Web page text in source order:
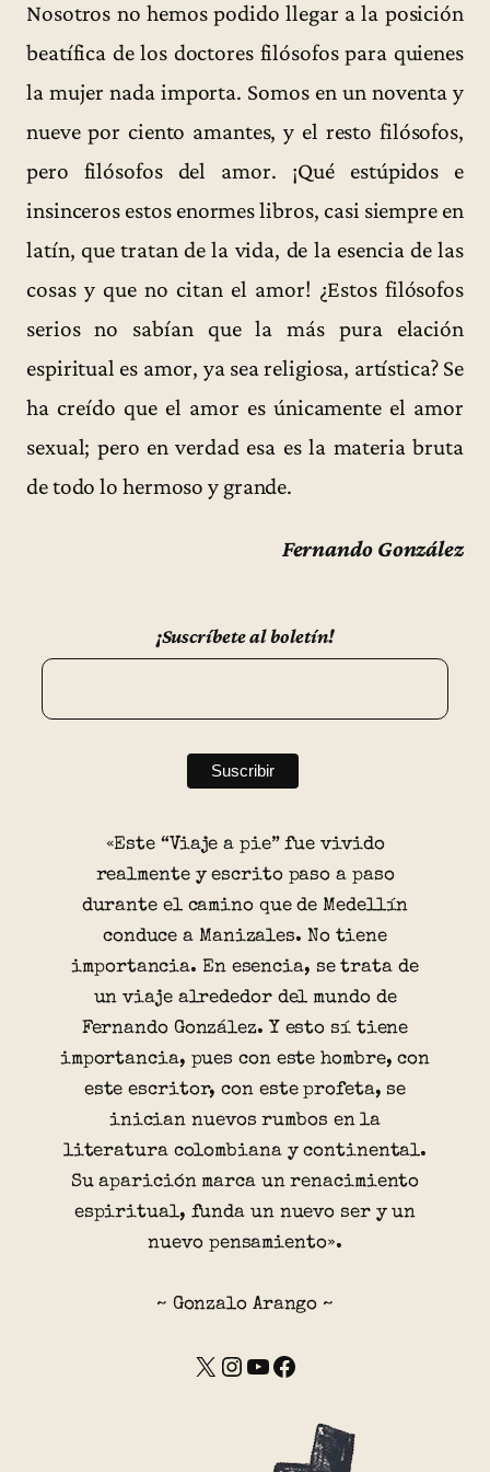
Nosotros no hemos podido llegar a la posición
beatífica de los doctores filósofos para quienes
la mujer nada importa. Somos en un noventa y
nueve por ciento amantes, y el resto filósofos,
pero filósofos del amor. ¡Qué estúpidos e
insinceros estos enormes libros, casi siempre en
latín, que tratan de la vida, de la esencia de las
cosas y que no citan el amor! ¿Estos filósofos
serios no sabían que la más pura elación
espiritual es amor, ya sea religiosa, artística? Se
ha creído que el amor es únicamente el amor
sexual; pero en verdad esa es la materia bruta
de todo lo hermoso y grande.
Fernando González
¡Suscríbete al boletín!
«Este “Viaje a pie” fue vivido
realmente y escrito paso a paso
durante el camino que de Medellín
conduce a Manizales. No tiene
importancia. En esencia, se trata de
un viaje alrededor del mundo de
Fernando González. Y esto sí tiene
importancia, pues con este hombre, con
este escritor, con este profeta, se
inician nuevos rumbos en la
literatura colombiana y continental.
Su aparición marca un renacimiento
espiritual, funda un nuevo ser y un
nuevo pensamiento».
~ Gonzalo Arango ~
X Instagram YouTube Facebook